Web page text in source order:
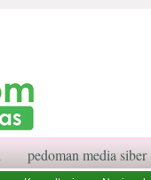
pedoman media siber